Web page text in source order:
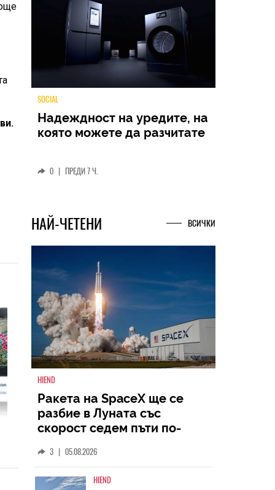
TECH
Ultra – ново име, познато
НАЙ-ЧЕТЕНИ
HIEND
Ракета на SpaceX ще се
разбие в Луната със
голяма от скоростта на
| 05.08.2026